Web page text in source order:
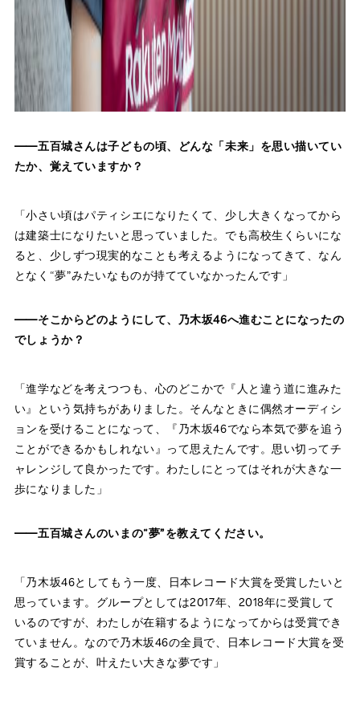
——五百城さんは子どもの頃、どんな「未来」を思い描いてい
たか、覚えていますか？
「小さい頃はパティシエになりたくて、少し大きくなってから
は建築士になりたいと思っていました。でも高校生くらいにな
ると、少しずつ現実的なことも考えるようになってきて、なん
となく“夢”みたいなものが持てていなかったんです」
——そこからどのようにして、乃木坂46へ進むことになったの
でしょうか？
「進学などを考えつつも、心のどこかで『人と違う道に進みた
い』という気持ちがありました。そんなときに偶然オーディシ
ョンを受けることになって、『乃木坂46でなら本気で夢を追う
ことができるかもしれない』って思えたんです。思い切ってチ
ャレンジして良かったです。わたしにとってはそれが大きな一
歩になりました」
——五百城さんのいまの“夢”を教えてください。
「乃木坂46としてもう一度、日本レコード大賞を受賞したいと
思っています。グループとしては2017年、2018年に受賞して
いるのですが、わたしが在籍するようになってからは受賞でき
ていません。なので乃木坂46の全員で、日本レコード大賞を受
賞することが、叶えたい大きな夢です」